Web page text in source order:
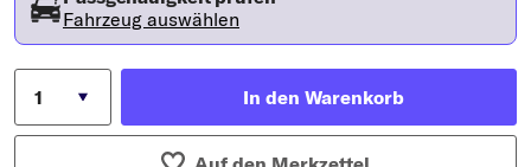
Fahrzeug auswählen
In den Warenkorb